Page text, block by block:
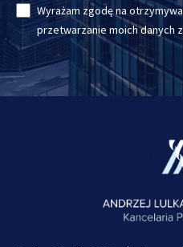
Wyrażam zgodę na
przetwarzanie moich danych